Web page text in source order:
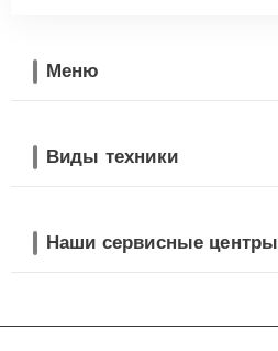
Меню
Виды техники
Наши сервисные центры